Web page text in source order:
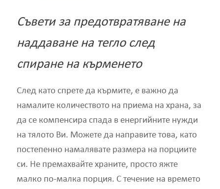
Съвети за предотвратяване на
наддаване на тегло след
спиране на кърменето
След като спрете да кърмите, е важно да
намалите количеството на приема на храна, за
да се компенсира спада в енергийните нужди
на тялото Ви. Можете да направите това, като
постепенно намалявате размера на порциите
си. Не премахвайте храните, просто яжте
малко по-малка порция. С течение на времето